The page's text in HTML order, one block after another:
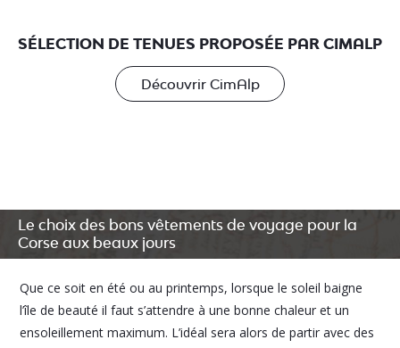
SÉLECTION DE TENUES PROPOSÉE PAR CIMALP
Découvrir CimAlp
Le choix des bons vêtements de voyage pour la
Corse aux beaux jours
Que ce soit en été ou au printemps, lorsque le soleil baigne
l’île de beauté il faut s’attendre à une bonne chaleur et un
ensoleillement maximum. L’idéal sera alors de partir avec des